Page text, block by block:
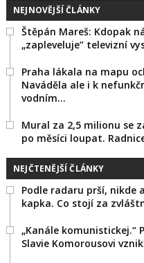
NEJNOVĚJŠÍ ČLÁNKY
Štěpán Mareš: Kdopak
„zapleveluje” televizní
Praha lákala na mapu
Naváděla ale i k
vodním…
Mural za 2,5 milionu se
po měsíci loupat.
NEJČTENĚJŠÍ ČLÁNKY
Podle radaru prší, nikde
kapka. Co stojí za
„Kanále komunistickej.“
Slavie Komorousovi